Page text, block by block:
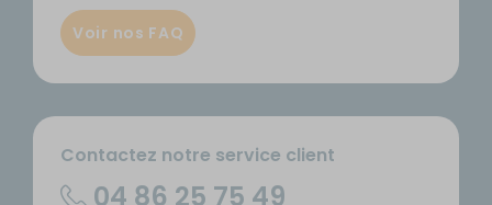
Voir nos FAQ
Contactez notre service client
04 86 25 75 49